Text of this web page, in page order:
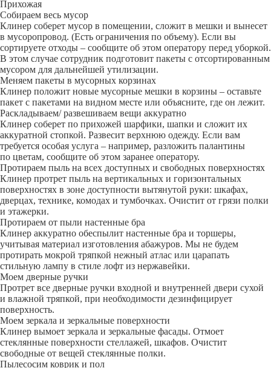
Прихожая
Собираем весь мусор
Клинер соберет мусор в помещении, сложит в мешки и вынесет
в мусоропровод. (Есть ограничения по объему). Если вы
сортируете отходы – сообщите об этом оператору перед уборкой.
В этом случае сотрудник подготовит пакеты с отсортированным
мусором для дальнейшей утилизации.
Меняем пакеты в мусорных корзинах
Клинер положит новые мусорные мешки в корзины – оставьте
пакет с пакетами на видном месте или объясните, где он лежит.
Раскладываем/ развешиваем вещи аккуратно
Клинер соберет по прихожей шарфики, шапки и сложит их
аккуратной стопкой. Развесит верхнюю одежду. Если вам
требуется особая услуга – например, разложить палантины
по цветам, сообщите об этом заранее оператору.
Протираем пыль на всех доступных и свободных поверхностях
Клинер протрет пыль на вертикальных и горизонтальных
поверхностях в зоне доступности вытянутой руки: шкафах,
дверцах, технике, комодах и тумбочках. Очистит от грязи полки
и этажерки.
Протираем от пыли настенные бра
Клинер аккуратно обеспылит настенные бра и торшеры,
учитывая материал изготовления абажуров. Мы не будем
протирать мокрой тряпкой нежный атлас или царапать
стильную лампу в стиле лофт из нержавейки.
Моем дверные ручки
Протрет все дверные ручки входной и внутренней двери сухой
и влажной тряпкой, при необходимости дезинфицирует
поверхность.
Моем зеркала и зеркальные поверхности
Клинер вымоет зеркала и зеркальные фасады. Отмоет
стеклянные поверхности стеллажей, шкафов. Очистит
свободные от вещей стеклянные полки.
Пылесосим коврик и пол